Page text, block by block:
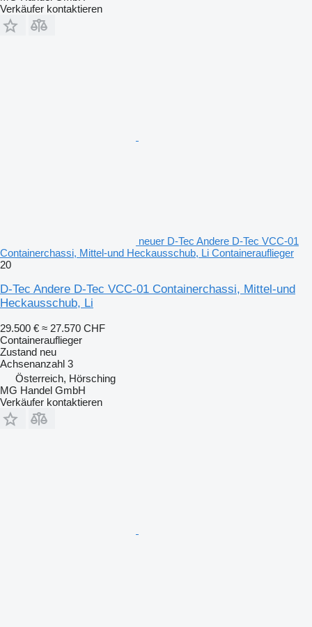
Verkäufer kontaktieren
neuer D-Tec Andere D-Tec VCC-01
Containerchassi, Mittel-und Heckausschub, Li Containerauflieger
20
D-Tec Andere D-Tec VCC-01 Containerchassi, Mittel-und
Heckausschub, Li
29.500 € ≈ 27.570 CHF
Containerauflieger
Zustand neu
Achsenanzahl 3
Österreich, Hörsching
MG Handel GmbH
Verkäufer kontaktieren